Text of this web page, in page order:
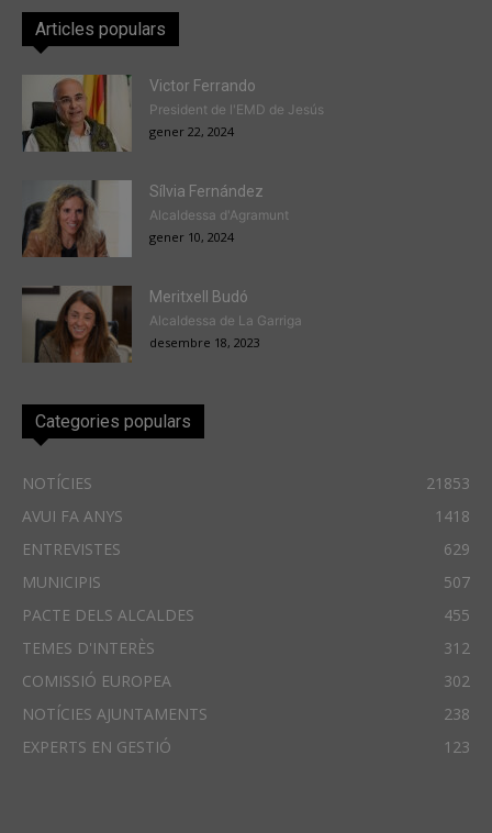
Articles populars
Victor Ferrando
President de l'EMD de Jesús
gener 22, 2024
Sílvia Fernández
Alcaldessa d'Agramunt
gener 10, 2024
Meritxell Budó
Alcaldessa de La Garriga
desembre 18, 2023
Categories populars
NOTÍCIES
21853
AVUI FA ANYS
1418
ENTREVISTES
629
MUNICIPIS
507
PACTE DELS ALCALDES
455
TEMES D'INTERÈS
312
COMISSIÓ EUROPEA
302
NOTÍCIES AJUNTAMENTS
238
EXPERTS EN GESTIÓ
123